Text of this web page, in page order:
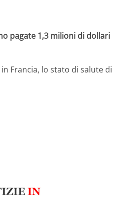
pagate 1,3 milioni di dollari
Francia, lo stato di salute di